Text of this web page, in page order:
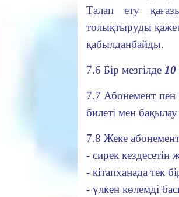
Талап ету
толықтыруды
қабылданбайды.
7.6 Бір мезгілде 10
7.7 Абонемент
билеті мен
7.8 Жеке
- сирек
- кітапханада тек
- үлкен көлемді